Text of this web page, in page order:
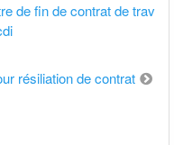
de fin de contrat de trav
résiliation de contrat